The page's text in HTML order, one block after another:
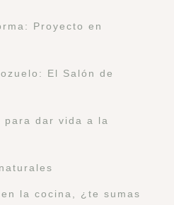
Proyecto en
El Salón de
para dar vida a la
la cocina, ¿te sumas